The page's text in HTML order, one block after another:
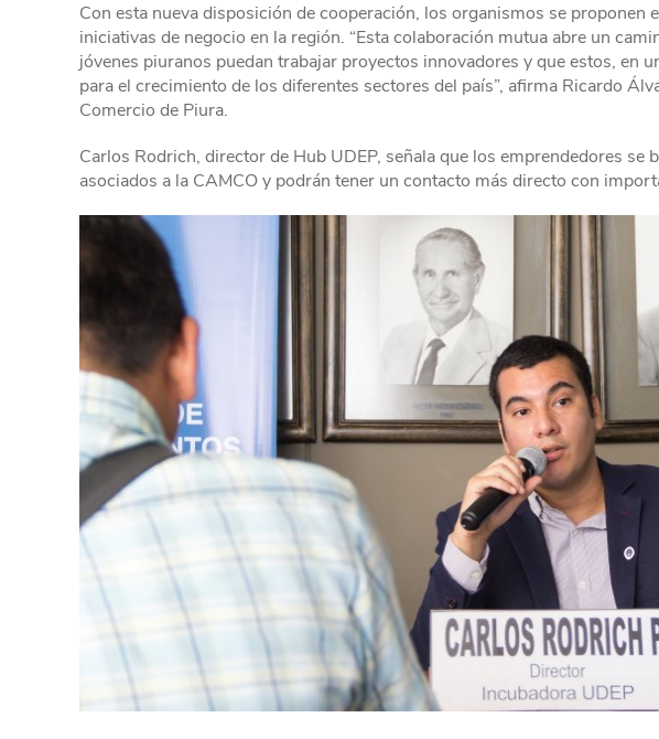
Con esta nueva disposición de cooperación, los organismos se proponen
iniciativas de negocio en la región. “Esta colaboración mutua abre un
jóvenes piuranos puedan trabajar proyectos innovadores y que estos, en
para el crecimiento de los diferentes sectores del país”, afirma Ricardo
Comercio de Piura.
Carlos Rodrich, director de Hub UDEP, señala que los emprendedores se
asociados a la CAMCO y podrán tener un contacto más directo con